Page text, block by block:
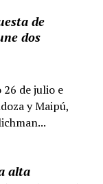
de
dos
de julio e
y Maipú,
alta